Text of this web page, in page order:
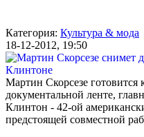
Категория: Культура & мода
18-12-2012, 19:50
Мартин Скорсезе готовится
документальной ленте,
Клинтон - 42-ой
предстоящей совместной